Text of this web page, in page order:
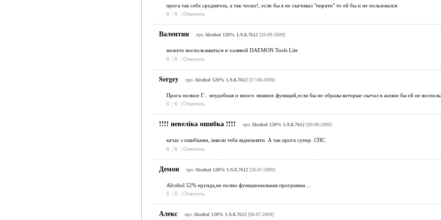
прога так себе среднячок, а так чесно!, если бы я не скачивал "пирати" то ей бы и не пользовался
6
| 6 | Ответить
Валентин про Alcohol 120% 1.9.8.7612[26-09-2009]
можете воспользаваться и халявой DAEMON Tools Lite
6
| 6 | Ответить
Sergey про Alcohol 120% 1.9.8.7612[17-08-2009]
Прога полное Г... неудобная и много лишних функций,если бы не образы которые скачал в жизни бы ей не
6
| 6 | Ответить
!!!! невеліка ошибка !!!! про Alcohol 120% 1.9.8.7612[09-08-2009]
качає з ошибками, інколи теба відновляти. А так прога супер. СПС.
6
| 6 | Ответить
Демон про Alcohol 120% 1.9.8.7612[26-07-2009]
Alcohol 52% ерунда,не полно функциональная программа....
6
| 6 | Ответить
Алекс про Alcohol 120% 1.9.8.7612[06-07-2009]